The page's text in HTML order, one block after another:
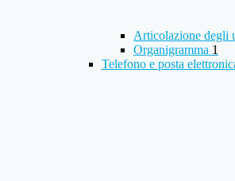
Articolazione degli
Organigramma 1
Telefono e posta